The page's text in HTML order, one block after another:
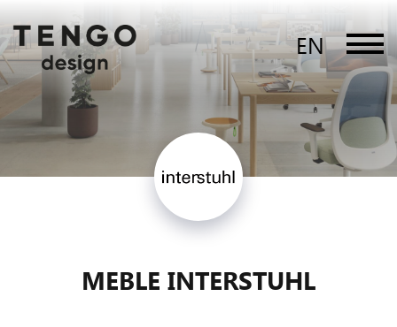
EN
MEBLE INTERSTUHL